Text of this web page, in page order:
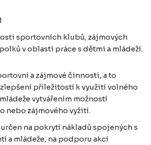
sportovních klubů, zájmových
v oblasti práce s dětmi a mládeží.
a zájmové činnosti, a to
příležitostí k využití volného
vytvářením možností
nebo zájmového vyžití.
na pokrytí nákladů spojených s
a mládeže, na podporu akcí